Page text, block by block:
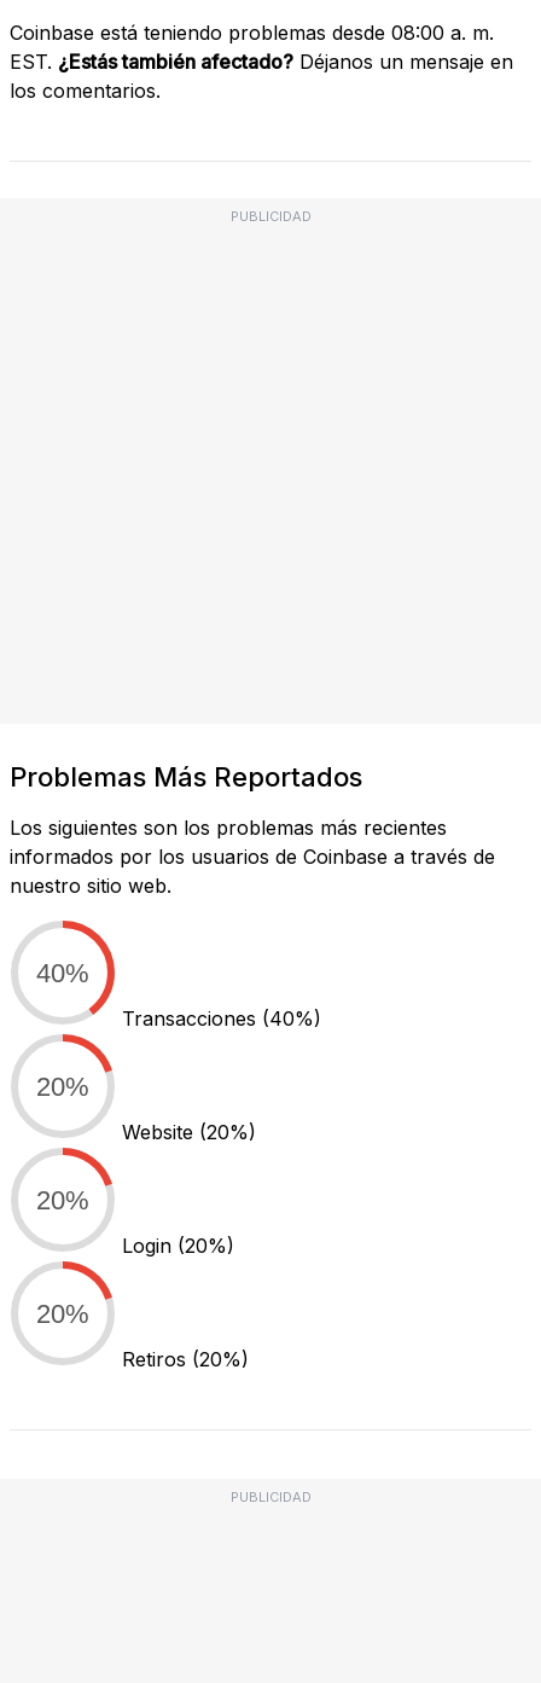
Coinbase está teniendo problemas desde 08:00 a. m.
EST. ¿Estás también afectado? Déjanos un mensaje en
los comentarios.
PUBLICIDAD
Problemas Más Reportados
Los siguientes son los problemas más recientes
informados por los usuarios de Coinbase a través de
nuestro sitio web.
40%
Transacciones (40%)
20%
Website (20%)
20%
Login (20%)
20%
Retiros (20%)
PUBLICIDAD